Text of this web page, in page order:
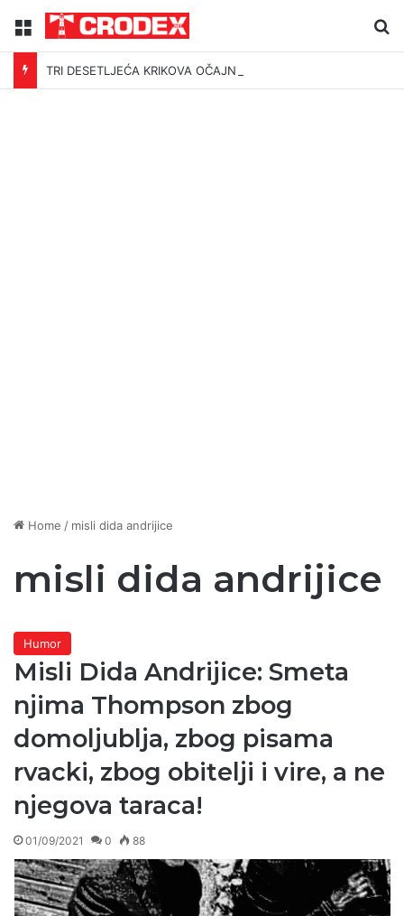
Menu
TRI DESETLJEĆA KRIKOVA OČAJNIKA
Home / misli dida andrijice
misli dida andrijice
Humor
Misli Dida Andrijice: Smeta
njima Thompson zbog
domoljublja, zbog pisama
rvacki, zbog obitelji i vire, a ne
njegova taraca!
01/09/2021 0 88